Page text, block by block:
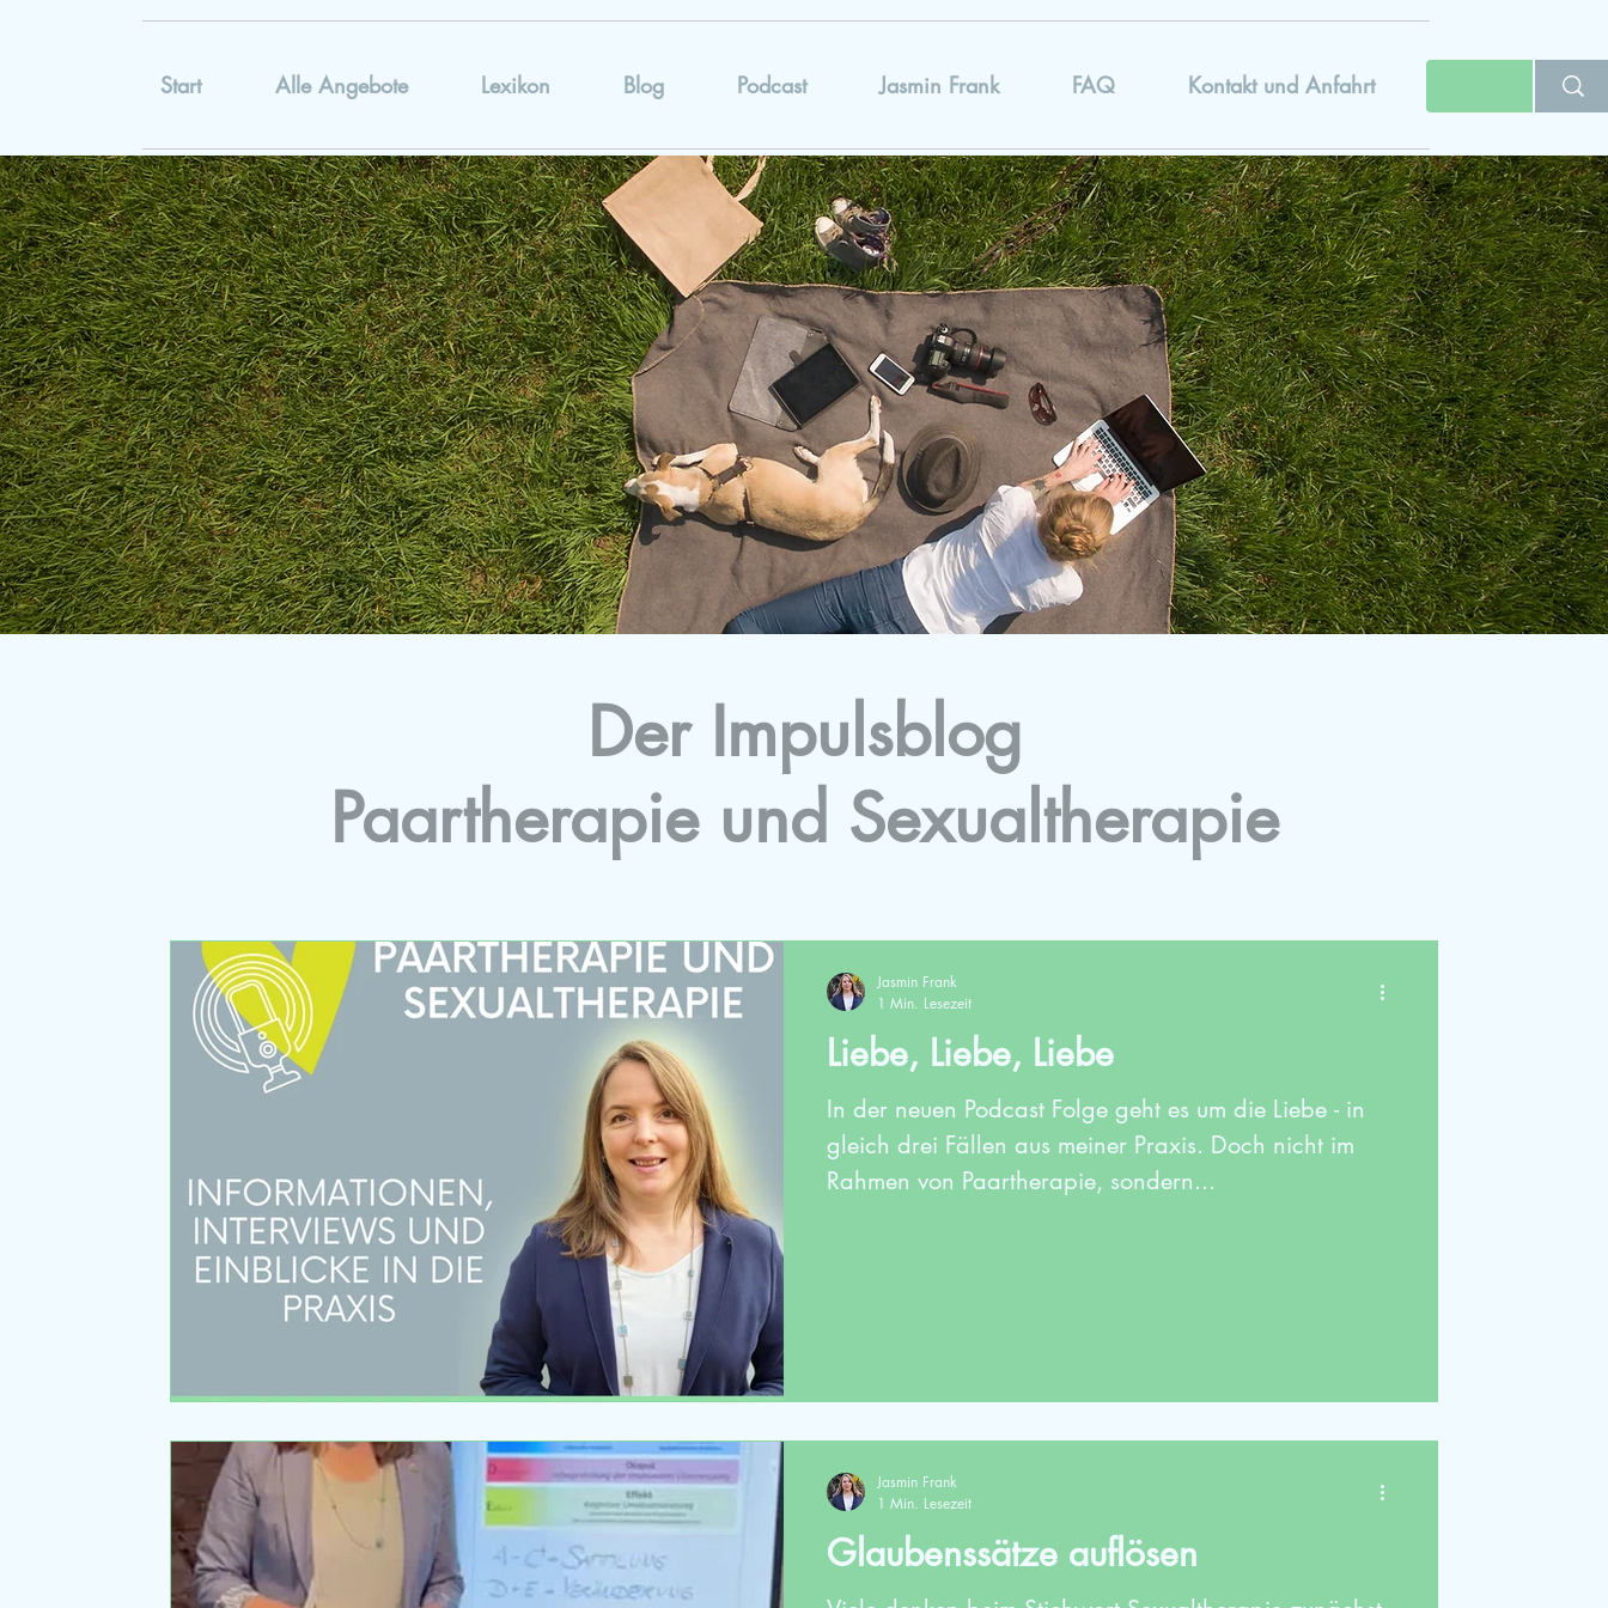
Start Alle Angebote Lexikon Blog Podcast Jasmin Frank FAQ Kontakt und Anfahrt
Der Impulsblog
Paartherapie und Sexualtherapie
Liebe, Liebe, Liebe
In der neuen Podcast Folge geht es um die Liebe - in
gleich drei Fällen aus meiner Praxis. Doch nicht im
Rahmen von Paartherapie, sondern...
Jasmin Frank
1 Min. Lesezeit
Glaubenssätze auflösen
Jasmin Frank
1 Min. Lesezeit